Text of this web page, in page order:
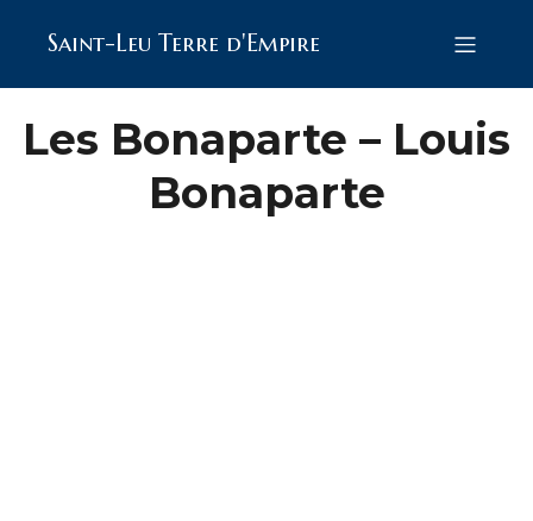
Saint-Leu Terre d'Empire
Les Bonaparte – Louis
Bonaparte